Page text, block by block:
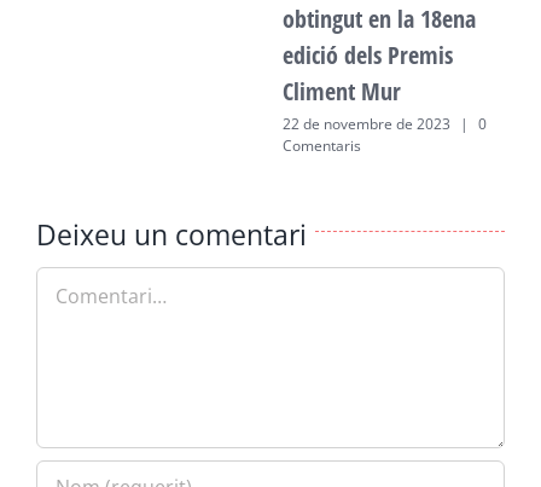
obtingut en la 18ena
edició dels Premis
Climent Mur
22 de novembre de 2023 |
0
Comentaris
Deixeu un comentari